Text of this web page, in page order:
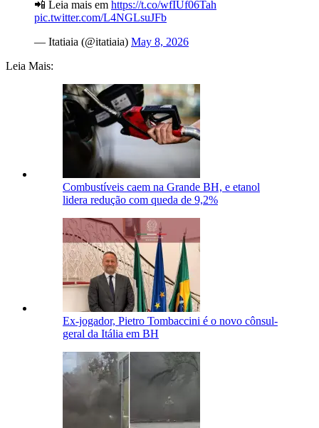
📲 Leia mais em https://t.co/wfIUf06Tah
pic.twitter.com/L4NGLsuJFb
— Itatiaia (@itatiaia) May 8, 2026
Leia Mais:
Combustíveis caem na Grande BH, e etanol
lidera redução com queda de 9,2%
Ex-jogador, Pietro Tombaccini é o novo cônsul-
geral da Itália em BH